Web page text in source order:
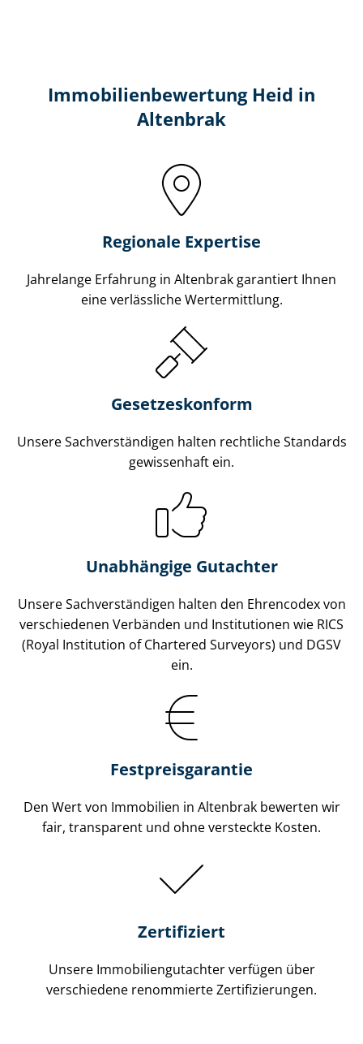
Immobilien­bewertung Heid in
Altenbrak
Regionale Expertise
Jahrelange Erfahrung in Altenbrak garantiert Ihnen
eine verlässliche Wertermittlung.
Gesetzes­konform
Unsere Sach­ver­stän­di­gen halten rechtliche Standards
gewissenhaft ein.
Unabhängige Gutachter
Unsere Sach­ver­stän­di­gen halten den Ehrencodex von
verschiedenen Verbänden und Institutionen wie RICS
(Royal Institution of Chartered Surveyors) und DGSV
ein.
Festpreis​garantie
Den Wert von Immobilien in Altenbrak bewerten wir
fair, transparent und ohne versteckte Kosten.
Zertifiziert
Unsere Immobilien­gutachter verfügen über
verschiedene renommierte Zer­ti­fi­zie­run­gen.